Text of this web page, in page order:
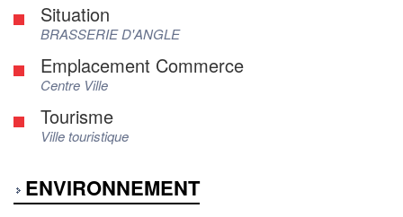
Situation
BRASSERIE D'ANGLE
Emplacement Commerce
Centre Ville
Tourisme
Ville touristique
ENVIRONNEMENT